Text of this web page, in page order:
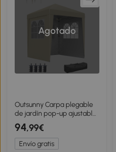
Agotado
Outsunny Carpa plegable
de jardín pop-up ajustable
en altura protección UV
30+ 3 paneles laterales
Beige
94,99€
Envío gratis